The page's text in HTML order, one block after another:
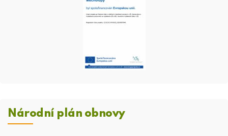
Národní plán obnovy